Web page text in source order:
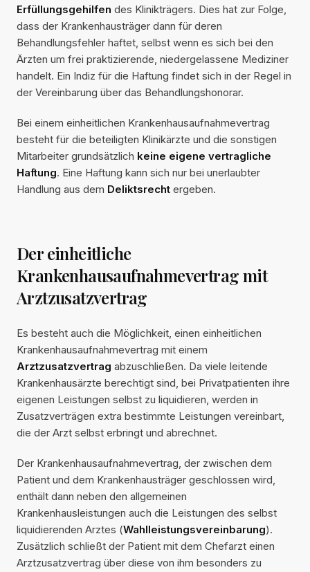
Erfüllungsgehilfen des Klinikträgers. Dies hat zur Folge,
dass der Krankenhausträger dann für deren
Behandlungsfehler haftet, selbst wenn es sich bei den
Ärzten um frei praktizierende, niedergelassene Mediziner
handelt. Ein Indiz für die Haftung findet sich in der Regel in
der Vereinbarung über das Behandlungshonorar.
Bei einem einheitlichen Krankenhausaufnahmevertrag
besteht für die beteiligten Klinikärzte und die sonstigen
Mitarbeiter grundsätzlich keine eigene vertragliche
Haftung. Eine Haftung kann sich nur bei unerlaubter
Handlung aus dem Deliktsrecht ergeben.
Der einheitliche
Krankenhausaufnahmevertrag mit
Arztzusatzvertrag
Es besteht auch die Möglichkeit, einen einheitlichen
Krankenhausaufnahmevertrag mit einem
Arztzusatzvertrag abzuschließen. Da viele leitende
Krankenhausärzte berechtigt sind, bei Privatpatienten ihre
eigenen Leistungen selbst zu liquidieren, werden in
Zusatzverträgen extra bestimmte Leistungen vereinbart,
die der Arzt selbst erbringt und abrechnet.
Der Krankenhausaufnahmevertrag, der zwischen dem
Patient und dem Krankenhausträger geschlossen wird,
enthält dann neben den allgemeinen
Krankenhausleistungen auch die Leistungen des selbst
liquidierenden Arztes (Wahlleistungsvereinbarung).
Zusätzlich schließt der Patient mit dem Chefarzt einen
Arztzusatzvertrag über diese von ihm besonders zu